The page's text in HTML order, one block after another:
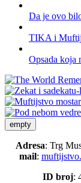
Da je ovo
TIKA i
Opsada koja
empty
Adresa: Trg
mail:
ID broj: